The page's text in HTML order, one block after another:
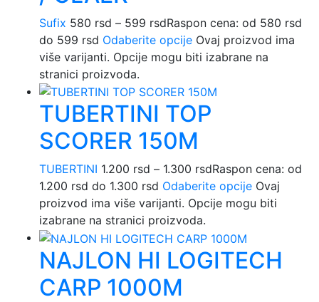
Sufix 580 rsd – 599 rsdRaspon cena: od 580 rsd
do 599 rsd Odaberite opcije Ovaj proizvod ima
više varijanti. Opcije mogu biti izabrane na
stranici proizvoda.
TUBERTINI TOP
SCORER 150M
TUBERTINI 1.200 rsd – 1.300 rsdRaspon cena: od
1.200 rsd do 1.300 rsd Odaberite opcije Ovaj
proizvod ima više varijanti. Opcije mogu biti
izabrane na stranici proizvoda.
NAJLON HI LOGITECH
CARP 1000M